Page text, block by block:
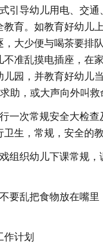
引导幼儿用电、交通
教育。如教育好幼儿
，大少便与喝茶要排
不准乱摸电插座，在
儿园，并教育好幼儿
助，或大声向外叫救
一次常规安全大检查
生，常规，安全的教
组织幼儿下课常规，
要乱把食物放在嘴里
作计划